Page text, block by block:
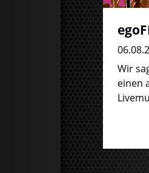
Wir
einen